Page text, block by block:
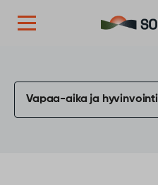
Vapaa-aika ja hyvinvointi